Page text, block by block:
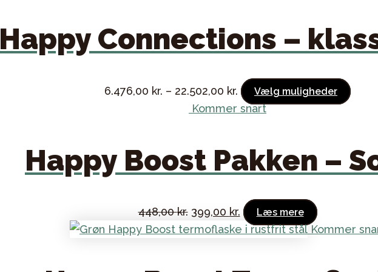
Happy Connections –
6.476,00 kr. – 22.502,00 kr. Vælg muligheder
Dette
på
Kommer snart
Happy Boost Pakken –
448,00kr. Original
price
399,00 kr.Current
price
Læs mere
Kommer